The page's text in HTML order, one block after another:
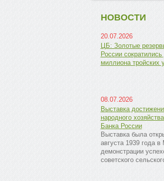
НОВОСТИ
20.07.2026
ЦБ: Золотые
России
миллиона тройских
08.07.2026
Выставка
народного
Банка России
Выставка была
августа 1939 года
демонстрации
советского